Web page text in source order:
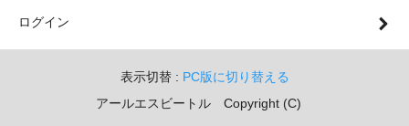
ログイン
表示切替 : PC版に切り替える
アールエスビートル Copyright (C)